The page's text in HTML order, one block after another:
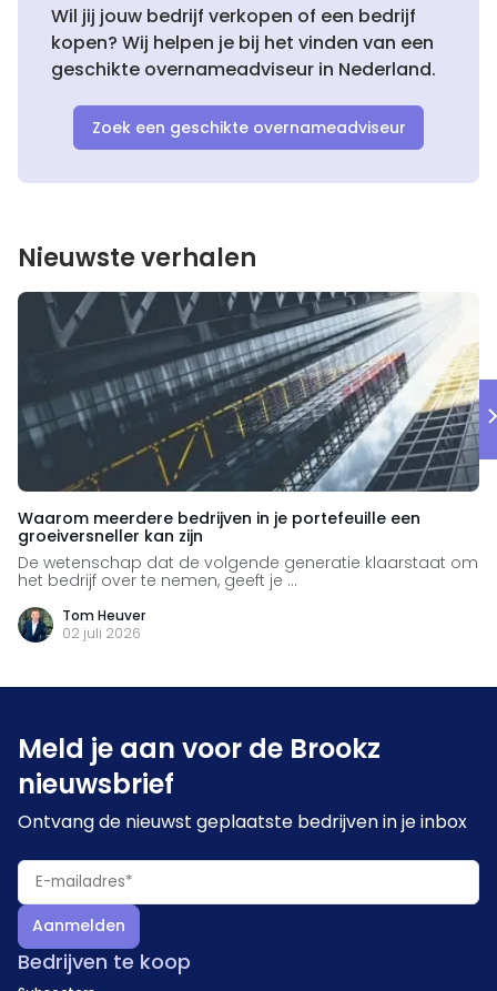
Wil jij jouw bedrijf verkopen of een bedrijf
kopen? Wij helpen je bij het vinden van een
geschikte overnameadviseur in Nederland.
Zoek een geschikte overnameadviseur
Nieuwste verhalen
Waarom meerdere bedrijven in je portefeuille een
groeiversneller kan zijn
De wetenschap dat de volgende generatie klaarstaat om
het bedrijf over te nemen, geeft je ...
Tom Heuver
02 juli 2026
Meld je aan voor de Brookz
nieuwsbrief
Ontvang de nieuwst geplaatste bedrijven in je inbox
Aanmelden
Bedrijven te koop